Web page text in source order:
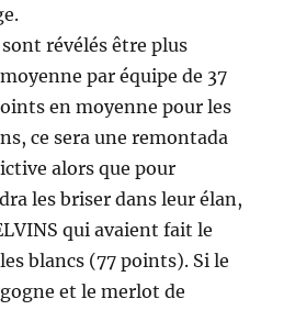
révélés être plus
par équipe de 37
en moyenne pour les
ce sera une remontada
alors que pour
les briser dans leur élan,
qui avaient fait le
blancs (77 points). Si le
et le merlot de